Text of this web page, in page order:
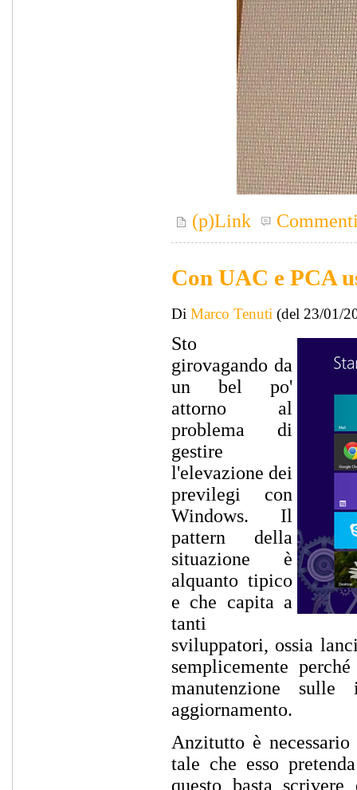
(p)Link
Con UAC e PCA
Di Marco Tenuti (del 23/01/
Sto
girovagando da
un bel po'
attorno al
problema di
gestire
l'elevazione dei
previlegi con
Windows. Il
pattern della
situazione è
alquanto tipico
e che capita a
tanti
sviluppatori, ossia
semplicemente
manutenzione
aggiornamento.
Anzitutto è
tale che esso
questo basta